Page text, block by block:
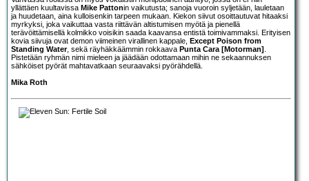
yllättäen kuultavissa Mike Pattonin vaikutusta; sanoja vuoroin syljetään, lauletaan
ja huudetaan, aina kulloisenkin tarpeen mukaan. Kiekon siivut osoittautuvat hitaaksi
myrkyksi, joka vaikuttaa vasta riittävän altistumisen myötä ja pienellä
terävöittämisellä kolmikko voisikin saada kaavansa entistä toimivammaksi. Erityisen
kovia siivuja ovat demon viimeinen virallinen kappale, Except Poison from
Standing Water, sekä räyhäkkäämmin rokkaava Punta Cara [Motorman]
Pistetään ryhmän nimi mieleen ja jäädään odottamaan mihin ne sekaannuksen
sähköiset pyörät mahtavatkaan seuraavaksi pyörähdellä.
Mika Roth